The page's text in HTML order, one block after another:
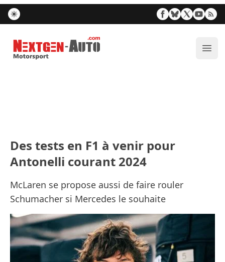
Nextgen-Auto.com
Des tests en F1 à venir pour
Antonelli courant 2024
McLaren se propose aussi de faire rouler
Schumacher si Mercedes le souhaite